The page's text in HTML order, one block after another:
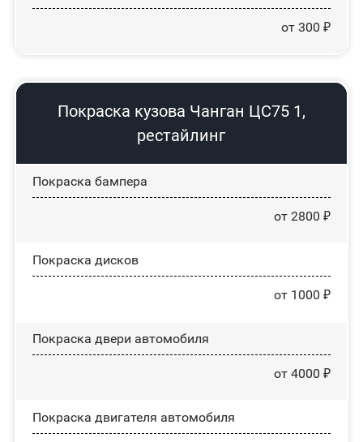
от 300 ₽
Покраска кузова Чанган ЦС75 1,
рестайлинг
Покраска бампера
от 2800 ₽
Покраска дисков
от 1000 ₽
Покраска двери автомобиля
от 4000 ₽
Покраска двигателя автомобиля